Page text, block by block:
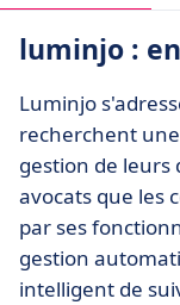
luminjo :
Luminjo
recherchent
gestion de leurs
avocats que les
par ses
gestion
intelligent de